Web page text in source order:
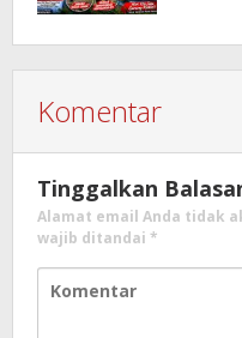
Komentar
Tinggalkan
Alamat email Anda tidak
wajib ditandai *